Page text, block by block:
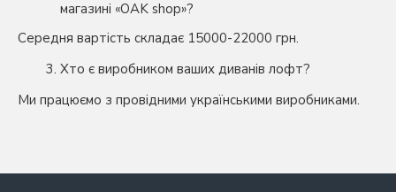
магазині «OAK shop»?
Середня вартість складає 15000-22000 грн.
Хто є виробником ваших диванів лофт?
Ми працюємо з провідними українськими виробниками.